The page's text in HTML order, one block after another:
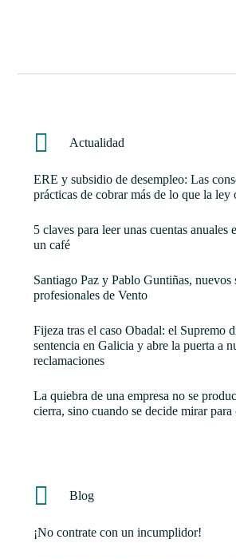
Actualidad
ERE y subsidio de desempleo: Las
prácticas de cobrar más de lo que la ley
5 claves para leer unas cuentas anuales
un café
Santiago Paz y Pablo Guntiñas, nuevos
profesionales de Vento
Fijeza tras el caso Obadal: el Supremo
sentencia en Galicia y abre la puerta a
reclamaciones
La quiebra de una empresa no se
cierra, sino cuando se decide mirar
Blog
¡No contrate con un incumplidor!